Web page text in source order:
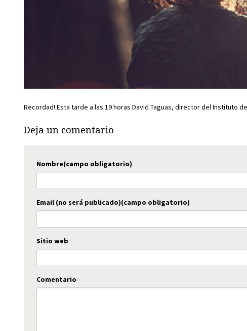
Recordad! Esta tarde a las 19 horas David Taguas, director del Instituto
Deja un comentario
Nombre(campo obligatorio)
Email (no será publicado)(campo obligatorio)
Sitio web
Comentario